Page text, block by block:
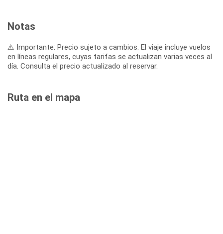
Notas
⚠️ Importante: Precio sujeto a cambios. El viaje incluye vuelos
en líneas regulares, cuyas tarifas se actualizan varias veces al
día. Consulta el precio actualizado al reservar.
Ruta en el mapa